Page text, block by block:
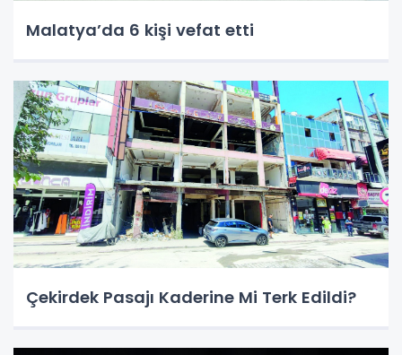
Malatya’da 6 kişi vefat etti
Çekirdek Pasajı Kaderine Mi Terk Edildi?